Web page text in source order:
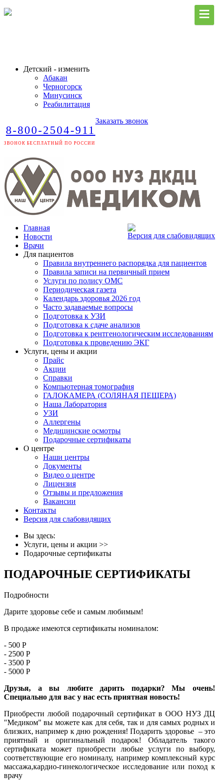
Детский - изменить
Абакан
Черногорск
Минусинск
Реабилитация
8-800-2504-911
ЗВОНОК БЕСПЛАТНЫЙ ПО РОССИИ
Заказать звонок
Версия для слабовидящих
Главная
Новости
Врачи
Для пациентов
Правила внутреннего распорядка для пациентов
Правила записи на первичный прием
Услуги по полису ОМС
Периодическая газета
Календарь здоровья 2026 год
Часто задаваемые вопросы
Подготовка к УЗИ
Подготовка к сдаче анализов
Подготовка к рентгенологическим исследованиям
Подготовка к проведению ЭКГ
Услуги, цены и акции
Прайс
Акции
Справки
Компьютерная томография
ГАЛОКАМЕРА (СОЛЯНАЯ ПЕЩЕРА)
Наша Лаборатория
УЗИ
Аллергены
Медицинские осмотры
Подарочные сертификаты
О центре
Наши центры
Документы
Видео о центре
Лицензия
Отзывы и предложения
Вакансии
Контакты
Версия для слабовидящих
Вы здесь:
Услуги, цены и акции >>
Подарочные сертификаты
ПОДАРОЧНЫЕ СЕРТИФИКАТЫ
Подробности
Дарите здоровье себе и самым любимым!
В продаже имеются сертификаты номиналом:
- 500 Р
- 2500 Р
- 3500 Р
- 5000 Р
Друзья, а вы любите дарить подарки? Мы очень!
Специально для вас у нас есть приятная новость!
Приобрести любой подарочный сертификат в ООО НУЗ ДЦ
"Медиком" вы можете как для себя, так и для самых родных и
близких, например к дню рождения! Подарить здоровье – это
приятный и оригинальный подарок! Обладатель такого
сертификата может приобрести любые услуги по выбору,
соответствующие его номиналу, например комплексный курс
массажа,кардио-гинекологическое исследование или поход к
врачу